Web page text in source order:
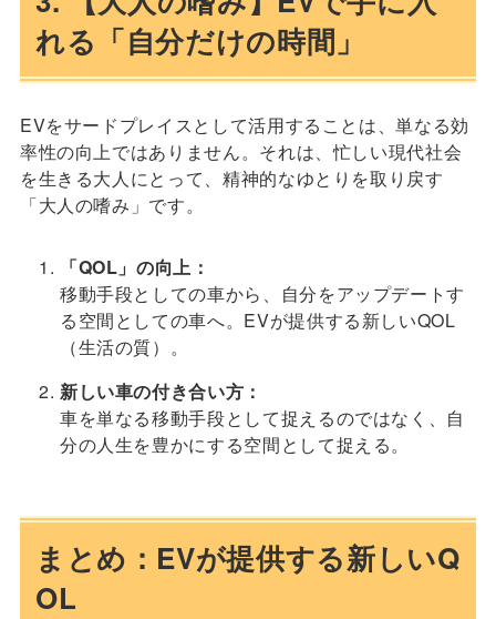
れる「自分だけの時間」
EVをサードプレイスとして活用することは、単なる効
率性の向上ではありません。それは、忙しい現代社会
を生きる大人にとって、精神的なゆとりを取り戻す
「大人の嗜み」です。
「QOL」の向上：
移動手段としての車から、自分をアップデートす
る空間としての車へ。EVが提供する新しいQOL
（生活の質）。
新しい車の付き合い方：
車を単なる移動手段として捉えるのではなく、自
分の人生を豊かにする空間として捉える。
まとめ：EVが提供する新しいQ
OL